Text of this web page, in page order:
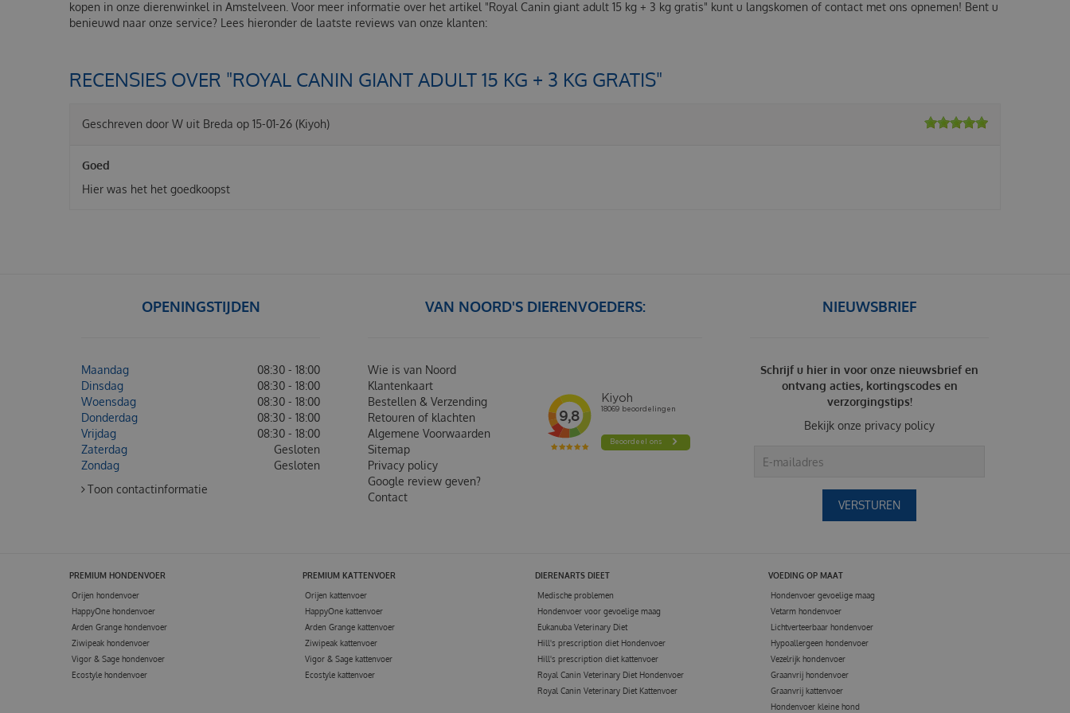
kopen in onze dierenwinkel in Amstelveen. Voor meer informatie over het artikel "Royal Canin giant adult 15 kg + 3 kg gratis" kunt u langskomen of contact met ons opnemen! Bent u
benieuwd naar onze service? Lees hieronder de laatste reviews van onze klanten:
RECENSIES OVER "ROYAL CANIN GIANT ADULT 15 KG + 3 KG GRATIS"
Geschreven door W uit Breda op 15-01-26 (Kiyoh)
Goed
Hier was het het goedkoopst
OPENINGSTIJDEN
Maandag
08:30 - 18:00
Dinsdag
08:30 - 18:00
Woensdag
08:30 - 18:00
Donderdag
08:30 - 18:00
Vrijdag
08:30 - 18:00
Zaterdag
Gesloten
Zondag
Gesloten
Toon contactinformatie
NIEUWSBRIEF
Schrijf u hier in voor onze nieuwsbrief en
ontvang acties, kortingscodes en
verzorgingstips!
Bekijk onze privacy policy
VAN NOORD'S DIERENVOEDERS:
Wie is van Noord
Klantenkaart
Bestellen & Verzending
Retouren of klachten
Algemene Voorwaarden
Sitemap
Privacy policy
Google review geven?
Contact
PREMIUM HONDENVOER
Orijen hondenvoer
HappyOne hondenvoer
Arden Grange hondenvoer
Ziwipeak hondenvoer
Vigor & Sage hondenvoer
Ecostyle hondenvoer
PREMIUM KATTENVOER
Orijen kattenvoer
HappyOne kattenvoer
Arden Grange kattenvoer
Ziwipeak kattenvoer
Vigor & Sage kattenvoer
Ecostyle kattenvoer
DIERENARTS DIEET
Medische problemen
Hondenvoer voor gevoelige maag
Eukanuba Veterinary Diet
Hill's prescription diet Hondenvoer
Hill's prescription diet kattenvoer
Royal Canin Veterinary Diet Hondenvoer
Royal Canin Veterinary Diet Kattenvoer
VOEDING OP MAAT
Hondenvoer gevoelige maag
Vetarm hondenvoer
Lichtverteerbaar hondenvoer
Hypoallergeen hondenvoer
Vezelrijk hondenvoer
Graanvrij hondenvoer
Graanvrij kattenvoer
Hondenvoer kleine hond